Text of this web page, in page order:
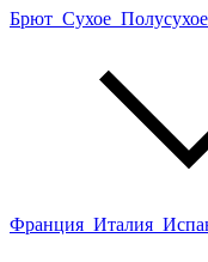
Брют Сухое Полусухое
Франция Италия